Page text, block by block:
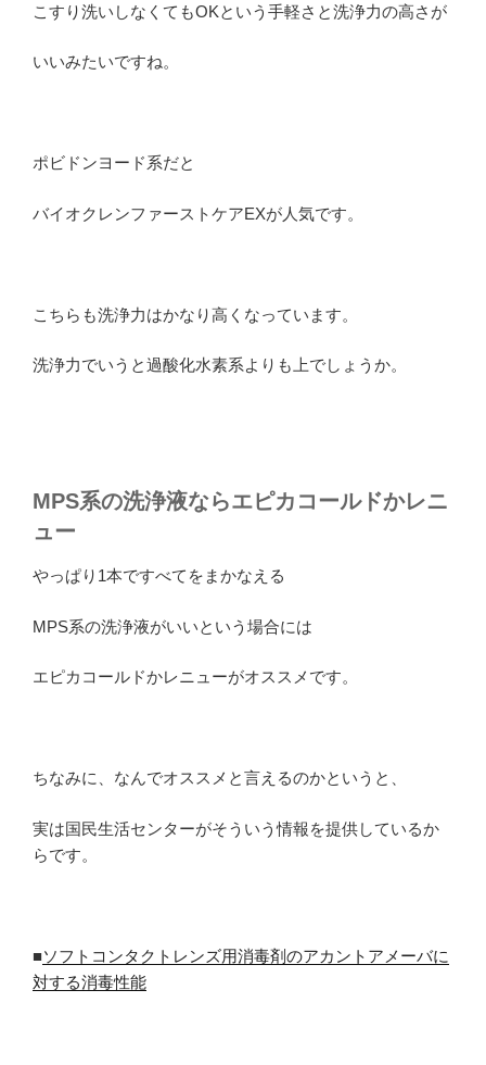
こすり洗いしなくてもOKという手軽さと洗浄力の高さが
いいみたいですね。
ポビドンヨード系だと
バイオクレンファーストケアEXが人気です。
こちらも洗浄力はかなり高くなっています。
洗浄力でいうと過酸化水素系よりも上でしょうか。
MPS系の洗浄液ならエピカコールドかレニ
ュー
やっぱり1本ですべてをまかなえる
MPS系の洗浄液がいいという場合には
エピカコールドかレニューがオススメです。
ちなみに、なんでオススメと言えるのかというと、
実は国民生活センターがそういう情報を提供しているか
らです。
■ソフトコンタクトレンズ用消毒剤のアカントアメーバに
対する消毒性能